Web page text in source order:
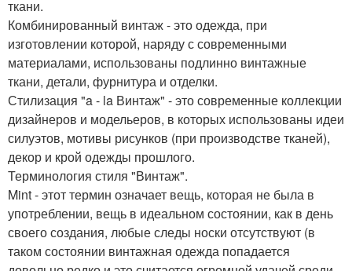
ткани.
Комбинированный винтаж - это одежда, при
изготовлении которой, наряду с современными
материалами, использованы подлинно винтажные
ткани, детали, фурнитура и отделки.
Стилизация "a - la Винтаж" - это современные коллекции
дизайнеров и модельеров, в которых использованы идеи
силуэтов, мотивы рисунков (при производстве тканей),
декор и крой одежды прошлого.
Терминология стиля "Винтаж".
Mint - этот термин означает вещь, которая не была в
употреблении, вещь в идеальном состоянии, как в день
своего создания, любые следы носки отсутствуют (в
таком состоянии винтажная одежда попадается